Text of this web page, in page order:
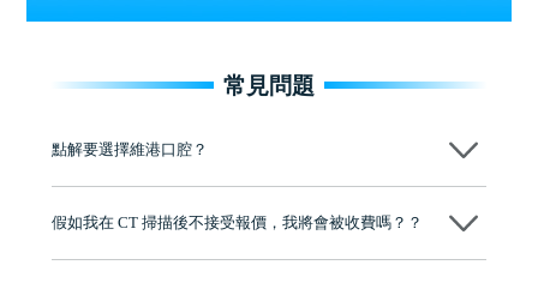
常見問題
點解要選擇維港口腔？
牌」、「2025香港企業領袖品牌」，是諾貝爾種植系統全球放心植牙中
至今已服務超過三十個國家和地區的顧客，受到粵港澳大灣區及周邊城
假如我在 CT 掃描後不接受報價，我將會被收費嗎？？